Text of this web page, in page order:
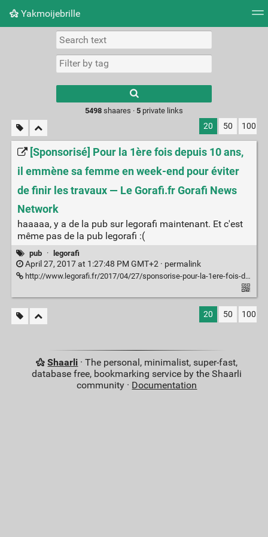
Yakmoijebrille
Picture wall
results.
5498shaares · 5private links
20 50 100
[Sponsorisé] Pour la 1ère fois depuis 10 ans,
il emmène sa femme en week-end pour éviter
de finir les travaux — Le Gorafi.fr Gorafi News
Network
haaaaa, y a de la pub sur legorafi maintenant. Et c'est
même pas de la pub legorafi :(
pub · legorafi
April 27, 2017 at 1:27:48 PM GMT+2 · permalink
http://www.legorafi.fr/2017/04/27/sponsorise-pour-la-1ere-fois-depuis-10-ans-il-emmene-sa-femme-en-week-end-pour-eviter-de-finir-les-travaux/
20 50 100
Shaarli · The personal, minimalist, super-fast,
database free, bookmarking service by the Shaarli
community · Documentation